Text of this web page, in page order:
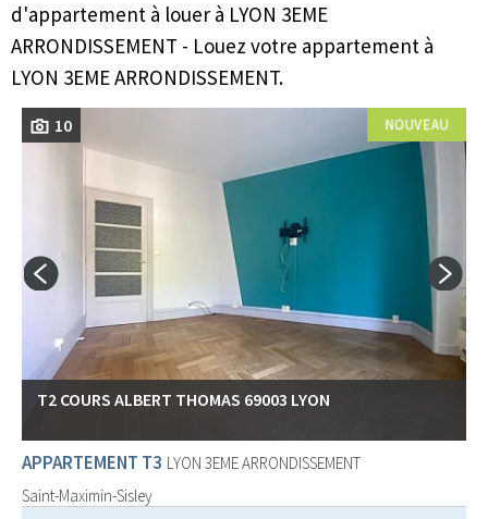
d'appartement à louer à LYON 3EME
ARRONDISSEMENT - Louez votre appartement à
LYON 3EME ARRONDISSEMENT.
10
T2 COURS ALBERT THOMAS 69003 LYON
APPARTEMENT T3 LYON 3EME ARRONDISSEMENT
Saint-Maximin-Sisley